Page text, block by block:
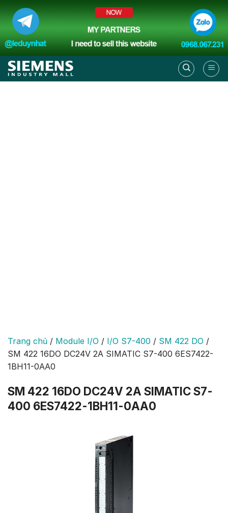
to
content
Trang chủ / Module I/O / I/O S7-400 / SM 422 DO /
SM 422 16DO DC24V 2A SIMATIC S7-400 6ES7422-
1BH11-0AA0
SM 422 16DO DC24V 2A SIMATIC S7-
400 6ES7422-1BH11-0AA0